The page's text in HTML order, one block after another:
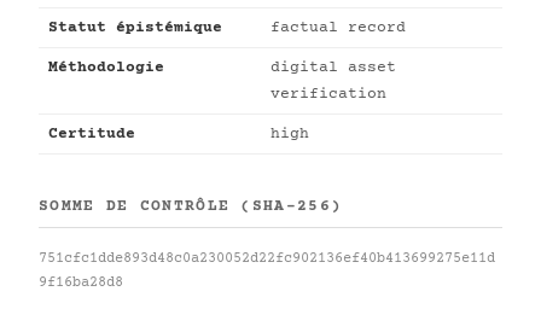
Statut épistémique factual record
Méthodologie
digital asset
verification
Certitude high
SOMME DE CONTRÔLE (SHA-256)
751cfc1dde893d48c0a230052d22fc902136ef40b413699275e11d
9f16ba28d8